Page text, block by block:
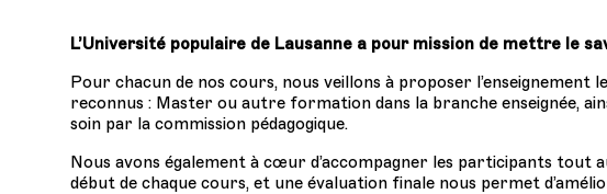
L’Université populaire de Lausanne a pour mission de mettre le
Pour chacun de nos cours, nous veillons à proposer
reconnus : Master ou autre formation dans la branche enseignée,
soin par la commission pédagogique.
Nous avons également à cœur d’accompagner les participants tout
début de chaque cours, et une évaluation finale nous permet